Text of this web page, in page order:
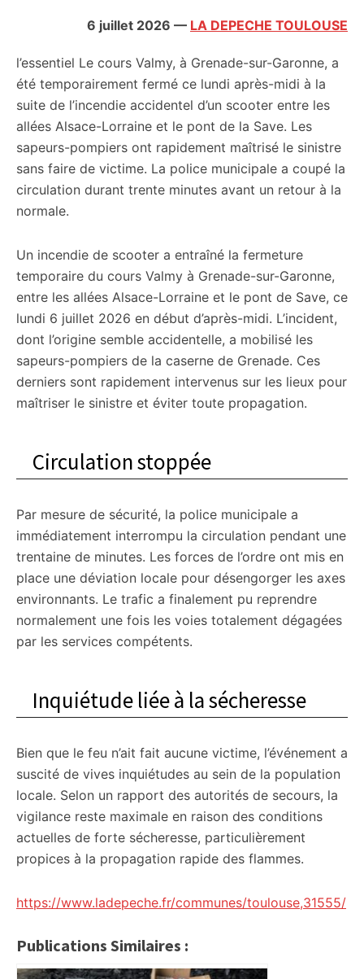
6 juillet 2026 — LA DEPECHE TOULOUSE
l’essentiel Le cours Valmy, à Grenade-sur-Garonne, a
été temporairement fermé ce lundi après-midi à la
suite de l’incendie accidentel d’un scooter entre les
allées Alsace-Lorraine et le pont de la Save. Les
sapeurs-pompiers ont rapidement maîtrisé le sinistre
sans faire de victime. La police municipale a coupé la
circulation durant trente minutes avant un retour à la
normale.
Un incendie de scooter a entraîné la fermeture
temporaire du cours Valmy à Grenade-sur-Garonne,
entre les allées Alsace-Lorraine et le pont de Save, ce
lundi 6 juillet 2026 en début d’après-midi. L’incident,
dont l’origine semble accidentelle, a mobilisé les
sapeurs-pompiers de la caserne de Grenade. Ces
derniers sont rapidement intervenus sur les lieux pour
maîtriser le sinistre et éviter toute propagation.
Circulation stoppée
Par mesure de sécurité, la police municipale a
immédiatement interrompu la circulation pendant une
trentaine de minutes. Les forces de l’ordre ont mis en
place une déviation locale pour désengorger les axes
environnants. Le trafic a finalement pu reprendre
normalement une fois les voies totalement dégagées
par les services compétents.
Inquiétude liée à la sécheresse
Bien que le feu n’ait fait aucune victime, l’événement a
suscité de vives inquiétudes au sein de la population
locale. Selon un rapport des autorités de secours, la
vigilance reste maximale en raison des conditions
actuelles de forte sécheresse, particulièrement
propices à la propagation rapide des flammes.
https://www.ladepeche.fr/communes/toulouse,31555/
Publications Similaires :